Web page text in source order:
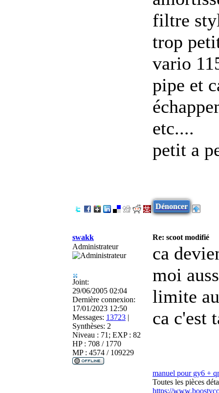
filtre
trop
vario
pipe et
etc....
petit a
Dénoncer
swakk
Re: scoot modifié
Administrateur
Joint:
29/06/2005 02:04
Dernière connexion:
17/01/2023 12:50
Messages: 13723 |
Synthèses: 2
Niveau : 71; EXP : 82
HP : 708 / 1770
MP : 4574 / 109229
ca
moi
limite
ca c'est
manuel pour gy6 +
Toutes les pièces
https://